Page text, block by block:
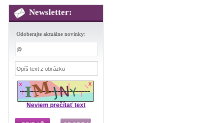
Newsletter:
Odoberajte aktuálne novinky:
Neviem prečítať text